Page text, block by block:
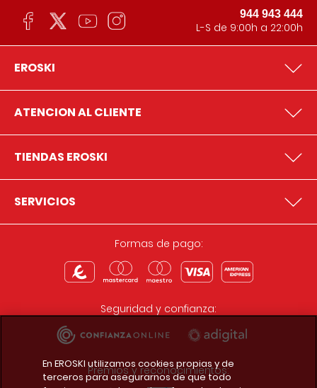
944 943 444
L-S de 9:00h a 22:00h
EROSKI
ATENCION AL CLIENTE
TIENDAS EROSKI
SERVICIOS
Formas de pago:
Seguridad y confianza:
Premios y reconocimientos:
En EROSKI utilizamos cookies propias y de
terceros para asegurarnos de que todo